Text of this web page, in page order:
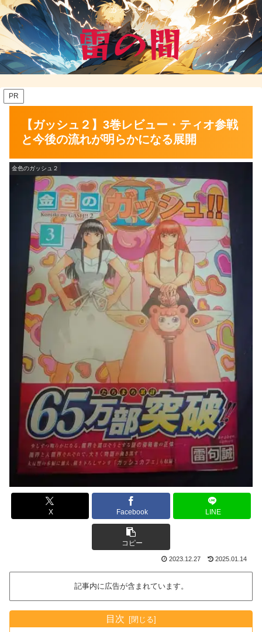
ガッシュラボ
PR
【ガッシュ２】3巻レビュー・ティオ参戦
と今後の流れが明らかになる展開
金色のガッシュ２
X Facebook LINE
コピー
2023.12.27 2025.01.14
記事内に広告が含まれています。
目次